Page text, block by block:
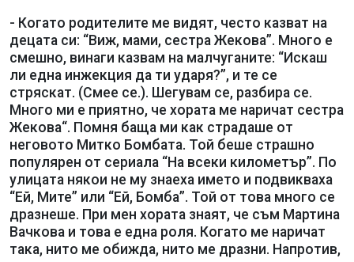
- Когато родителите ме видят, често казват на
децата си: “Виж, мами, сестра Жекова”. Много е
смешно, винаги казвам на малчуганите: “Искаш
ли една инжекция да ти ударя?”, и те се
стряскат. (Смее се.). Шегувам се, разбира се.
Много ми е приятно, че хората ме наричат сестра
Жекова“. Помня баща ми как страдаше от
неговото Митко Бомбата. Той беше страшно
популярен от сериала “На всеки километър”. По
улицата някои не му знаеха името и подвикваха
“Ей, Мите” или “Ей, Бомба”. Той от това много се
дразнеше. При мен хората знаят, че съм Мартина
Вачкова и това е една роля. Когато ме наричат
така, нито ме обижда, нито ме дразни. Напротив,